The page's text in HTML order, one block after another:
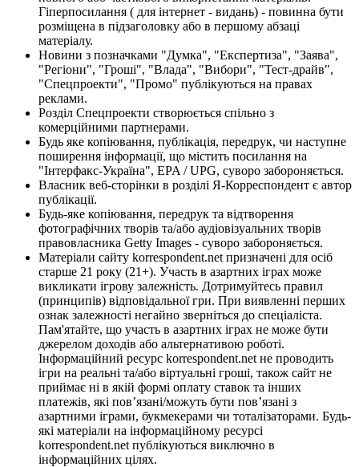
Гіперпосилання ( для інтернет - видань) - повинна бути
розміщена в підзаголовку або в першому абзаці
матеріалу.
Новини з позначками "Думка", "Експертиза", "Заява",
"Регіони", "Гроші", "Влада", "Вибори", "Тест-драйв",
"Спецпроекти", "Промо" публікуються на правах
реклами.
Розділ Спецпроекти створюється спільно з
комерційними партнерами.
Будь яке копіювання, публікація, передрук, чи наступне
поширення інформації, що містить посилання на
"Інтерфакс-Україна", EPA / UPG, суворо забороняється.
Власник веб-сторінки в розділі Я-Корреспондент є автор
публікації.
Будь-яке копіювання, передрук та відтворення
фотографічних творів та/або аудіовізуальних творів
правовласника Getty Images - суворо забороняється.
Матеріали сайту korrespondent.net призначені для осіб
старше 21 року (21+). Участь в азартних іграх може
викликати ігрову залежність. Дотримуйтесь правил
(принципів) відповідальної гри. При виявленні перших
ознак залежності негайно зверніться до спеціаліста.
Пам'ятайте, що участь в азартних іграх не може бути
джерелом доходів або альтернативою роботі.
Інформаційний ресурс korrespondent.net не проводить
ігри на реальні та/або віртуальні гроші, також сайт не
приймає ні в якій формі оплату ставок та інших
платежів, які пов’язані/можуть бути пов’язані з
азартними іграми, букмекерами чи тоталізаторами. Будь-
які матеріали на інформаційному ресурсі
korrespondent.net публікуються виключно в
інформаційних цілях.